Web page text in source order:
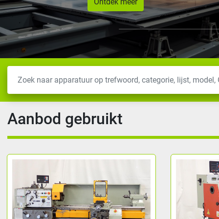
Aanbod gebruikt